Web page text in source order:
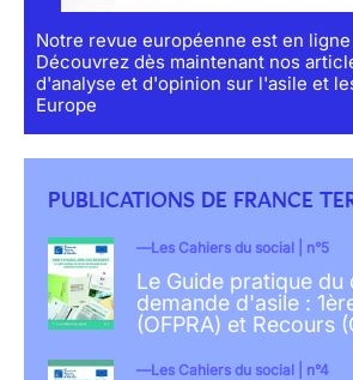
Notre revue européenne est en ligne
Découvrez dès maintenant nos
d'analyse et d'opinion sur l'asile et
Europe
PUBLICATIONS DE FRANCE
Les Cahiers du social | n°5
Le Guide pratique du
demande d'asile :
(OFPRA) et Recours
Les Cahiers du social | n°4